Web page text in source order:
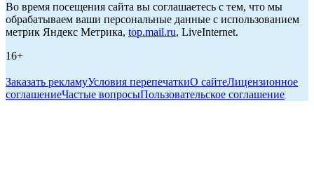
Во время посещения сайта вы соглашаетесь с тем, что мы
обрабатываем ваши персональные данные с использованием
метрик Яндекс Метрика, top.mail.ru, LiveInternet.
16+
Заказать рекламуУсловия перепечаткиО сайтеЛицензионное
соглашениеЧастые вопросыПользовательское соглашение